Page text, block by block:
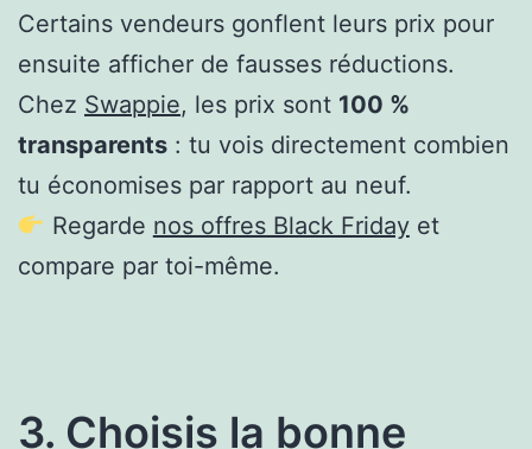
Certains vendeurs gonflent leurs prix pour
ensuite afficher de fausses réductions.
Chez Swappie, les prix sont 100 %
transparents : tu vois directement combien
tu économises par rapport au neuf.
Regarde nos offres Black Fridayet
compare par toi-même.
3. Choisis la bonne